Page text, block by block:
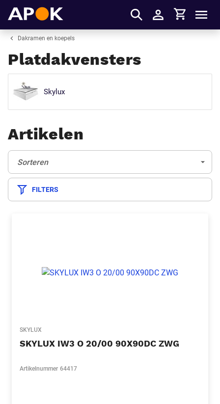
Inloggen
Winkelmandje
Dakramen en koepels
Platdakvensters
Skylux
Artikelen
Sorteren:
Sorteren
FILTERS
SKYLUX
SKYLUX IW3 O 20/00 90X90DC ZWG
Artikelnummer 64417